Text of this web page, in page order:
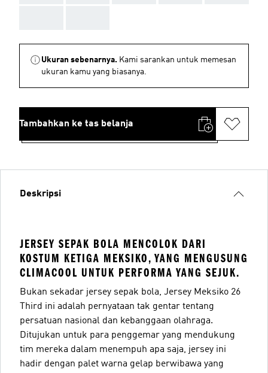
Ukuran sebenarnya. Kami sarankan untuk memesan
ukuran kamu yang biasanya.
Tambahkan ke tas belanja
Deskripsi
JERSEY SEPAK BOLA MENCOLOK DARI
KOSTUM KETIGA MEKSIKO, YANG MENGUSUNG
CLIMACOOL UNTUK PERFORMA YANG SEJUK.
Bukan sekadar jersey sepak bola, Jersey Meksiko 26
Third ini adalah pernyataan tak gentar tentang
persatuan nasional dan kebanggaan olahraga.
Ditujukan untuk para penggemar yang mendukung
tim mereka dalam menempuh apa saja, jersey ini
hadir dengan palet warna gelap berwibawa yang